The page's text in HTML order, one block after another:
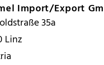
Import/Export
35a
Linz